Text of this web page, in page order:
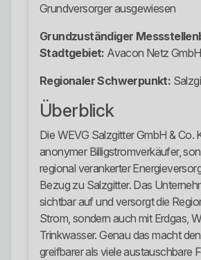
Grundversorger ausgewiesen
Grundzuständiger
Stadtgebiet: Avacon Netz GmbH
Regionaler Schwerpunkt:
Überblick
Die WEVG Salzgitter GmbH & Co.
anonymer Billigstromverkäufer,
regional verankerter
Bezug zu Salzgitter. Das
sichtbar auf und versorgt die
Strom, sondern auch mit Erdgas,
Trinkwasser. Genau das macht
greifbarer als viele austauschbare